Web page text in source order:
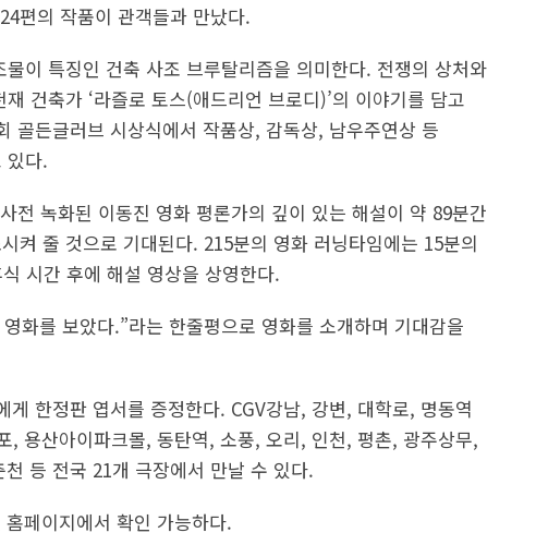
편의 작품이 관객들과 만났다.
이 특징인 건축 사조 브루탈리즘을 의미한다. 전쟁의 상처와
건축가 ‘라즐로 토스(애드리언 브로디)’의 이야기를 담고
골든글러브 시상식에서 작품상, 감독상, 남우주연상 등
있다.
전 녹화된 이동진 영화 평론가의 깊이 있는 해설이 약 89분간
켜 줄 것으로 기대된다. 215분의 영화 러닝타임에는 15분의
시간 후에 해설 영상을 상영한다.
화를 보았다.”라는 한줄평으로 영화를 소개하며 기대감을
게 한정판 엽서를 증정한다. CGV강남, 강변, 대학로, 명동역
용산아이파크몰, 동탄역, 소풍, 오리, 인천, 평촌, 광주상무,
등 전국 21개 극장에서 만날 수 있다.
페이지에서 확인 가능하다.